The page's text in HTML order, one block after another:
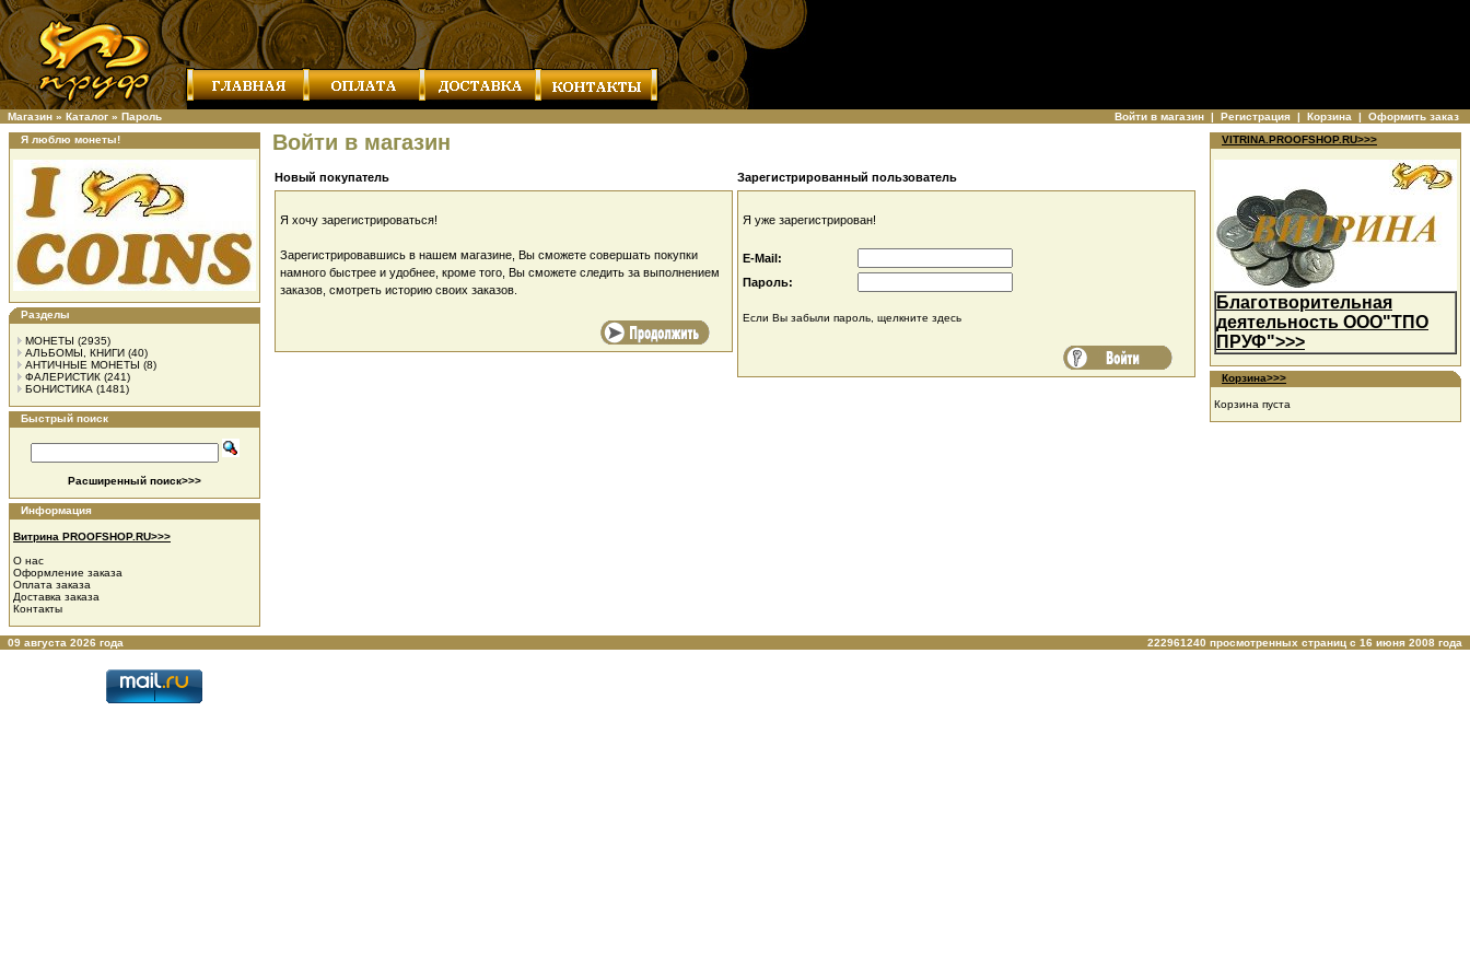
Магазин » Каталог » Пароль Войти в магазин | Регистрация | Корзина | Оформить заказ
Я люблю монеты!
Разделы
МОНЕТЫ (2935)
АЛЬБОМЫ, КНИГИ (40)
АНТИЧНЫЕ МОНЕТЫ (8)
ФАЛЕРИСТИК (241)
БОНИСТИКА (1481)
Быстрый поиск
Расширенный поиск>>>
Информация
Витрина PROOFSHOP.RU>>>
О нас
Оформление заказа
Оплата заказа
Доставка заказа
Контакты
Войти в магазин
Новый покупатель Зарегистрированный пользователь
Я хочу зарегистрироваться!
Зарегистрировавшись в нашем магазине, Вы сможете совершать покупки
намного быстрее и удобнее, кроме того, Вы сможете следить за выполнением
заказов, смотреть историю своих заказов.
Я уже зарегистрирован!
E-Mail:
Пароль:
Если Вы забыли пароль, щелкните здесь
VITRINA.PROOFSHOP.RU>>>
Благотворительная
деятельность ООО"ТПО
ПРУФ">>>
Корзина>>>
Корзина пуста
09 августа 2026 года 222961240 просмотренных страниц c 16 июня 2008 года